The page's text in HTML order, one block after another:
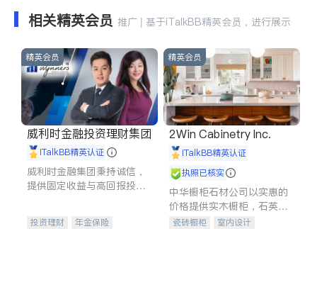
相关精英会员 推广 | 基于iTalkBB精英会员，进行展示
精英会员
威利时金融投资理财集团
iTalkBB精英认证
威利时金融集团秉持诚信，
提供固定收益与高回报投资
合，助力客户实现目标
投资理财
年金保险
精英会员
2Win Cabinetry Inc.
iTalkBB精英认证
执照已核实
中华橱柜石材公司以实惠的
价格提供实木橱柜，石英石
台面，多种优质不锈钢水
瓷砖橱柜
室内设计